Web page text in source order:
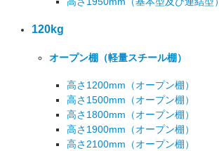
120kg
オープン棚 （軽量スチール棚）
高さ1200mm （オープン棚）
高さ1500mm （オープン棚）
高さ1800mm （オープン棚）
高さ1900mm （オープン棚）
高さ2100mm （オープン棚）